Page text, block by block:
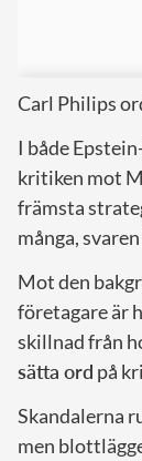
Carl Philips
I både
kritiken mot
främsta
många,
Mot den
företagare är
skillnad från
sätta ord på
Skandalerna
men